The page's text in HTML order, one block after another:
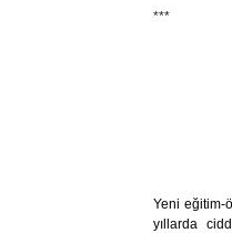
***
Yeni eğitim-
yıllarda